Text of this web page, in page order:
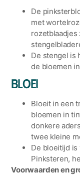
De
met
rozetblaadjes
De stengel is
de bloemen
Bloei
Bloeit in een
bloemen in
donkere
twee kleine
De bloeitijd is
Pinksteren,
Voorwaarden en